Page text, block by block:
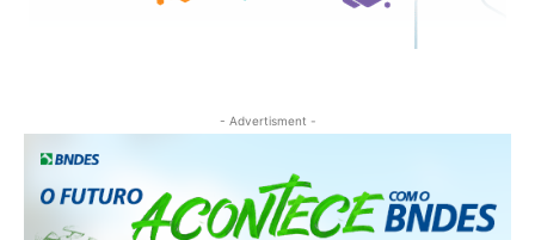
- Advertisment -